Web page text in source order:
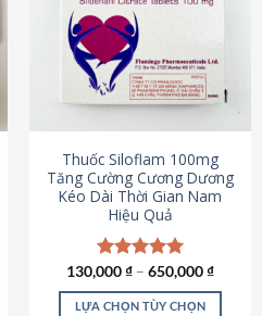
tùy
chọn
có
được
chọn
trên
trang
sản
phẩm
Thuốc Siloflam 100mg
Tăng Cường Cương Dương
Kéo Dài Thời Gian Nam
Hiệu Quả
Được xếp
hạng5.00
5 sao
130,000₫ – 650,000₫
LỰA CHỌN TÙY CHỌN